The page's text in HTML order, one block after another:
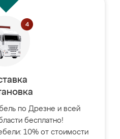
по Дрезне и всей
бесплатно!
10% от стоимости